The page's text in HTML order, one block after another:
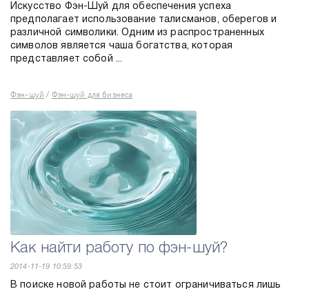
Искусство Фэн-Шуй для обеспечения успеха
предполагает использование талисманов, оберегов и
различной символики. Одним из распространенных
символов является чаша богатства, которая
представляет собой ...
Фэн-шуй / Фэн-шуй для бизнеса
Как найти работу по фэн-шуй?
2014-11-19 10:59:53
В поиске новой работы не стоит ограничиваться лишь